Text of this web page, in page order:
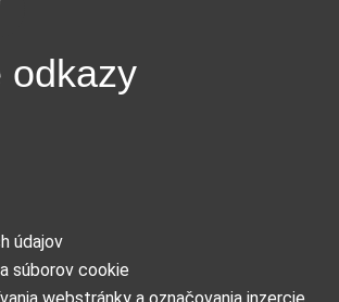
odkazy
údajov
súborov cookie